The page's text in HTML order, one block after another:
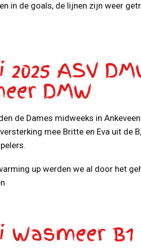
in de goals, de lijnen zijn weer
2025 ASV
DMW
de Dames midweeks in
mee Britte en Eva uit de
up werden we al door het
Wasmeer B1